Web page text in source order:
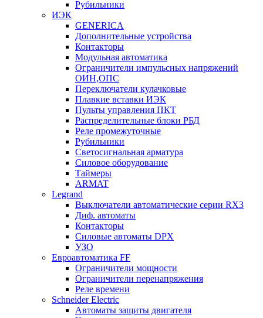
Рубильники
ИЭК
GENERICA
Дополнительные устройства
Контакторы
Модульная автоматика
Ограничители импульсных напряжений
ОИН,ОПС
Переключатели кулачковые
Плавкие вставки ИЭК
Пульты управления ПКТ
Распределительные блоки РБД
Реле промежуточные
Рубильники
Светосигнальная арматура
Силовое оборудование
Таймеры
ARMAT
Legrand
Выключатели автоматические серии RX3
Диф. автоматы
Контакторы
Силовые автоматы DPX
УЗО
Евроавтоматика FF
Ограничители мощности
Ограничители перенапряжения
Реле времени
Schneider Electric
Автоматы защиты двигателя